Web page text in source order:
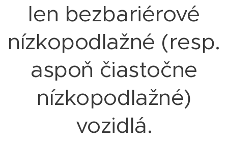
len bezbariérové
nízkopodlažné (resp.
aspoň čiastočne
nízkopodlažné)
vozidlá.